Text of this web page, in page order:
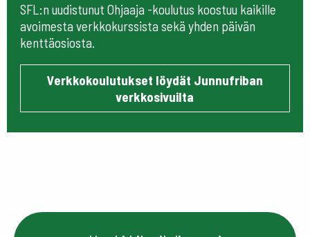
SFL:n uudistunut Ohjaaja -koulutus koostuu kaikille
avoimesta verkkokurssista sekä yhden päivän
kenttäosiosta.
Verkkokoulutukset löydät Junnufriban
verkkosivuilta